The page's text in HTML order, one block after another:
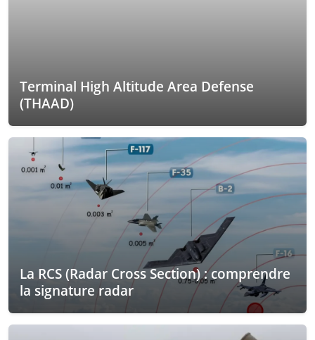
Terminal High Altitude Area Defense
(THAAD)
La RCS (Radar Cross Section) : comprendre
la signature radar